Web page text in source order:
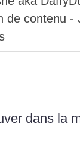
de contenu -
dans la